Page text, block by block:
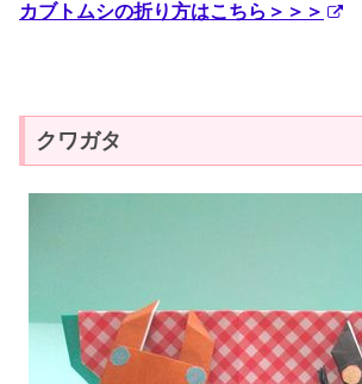
カブトムシの折り方はこちら＞＞＞
クワガタ